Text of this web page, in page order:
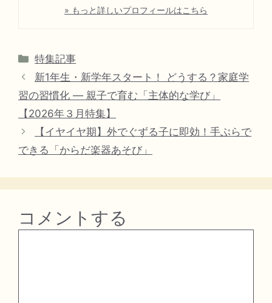
» もっと詳しいプロフィールはこちら
カ
テ
リ
ー
特集記事
新1年生・新学年スタート！ どうする？家庭学
習の習慣化 — 親子で育む「主体的な学び」
【2026年３月特集】
【イヤイヤ期】外でぐずる子に即効！手ぶらで
できる「からだ楽器あそび」
コメントする